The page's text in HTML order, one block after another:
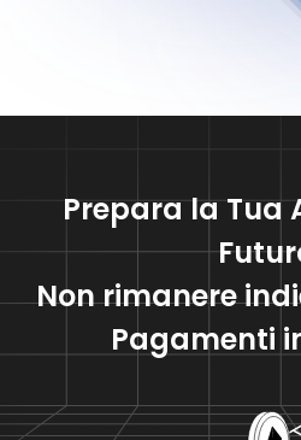
Prepara la Tua
Non rimanere
Pagamenti